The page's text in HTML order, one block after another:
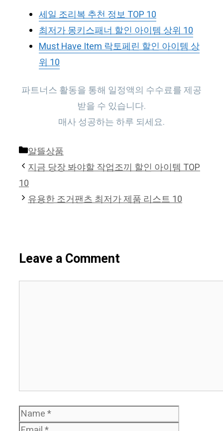
세일 조리복 추천 정보 TOP 10
최저가 몽키스패너 할인 아이템 상위 10
Must Have Item 락토페린 할인 아이템 상
위 10
파트너스 활동을 통해 일정액의 수수료를 제공
받을 수 있습니다.
매사 성공하는 하루 되세요.
Categories
알뜰상품
지금 당장 봐야할 작업조끼 할인 아이템 TOP
10
유용한 조거팬츠 최저가 제품 리스트 10
Leave a Comment
Name